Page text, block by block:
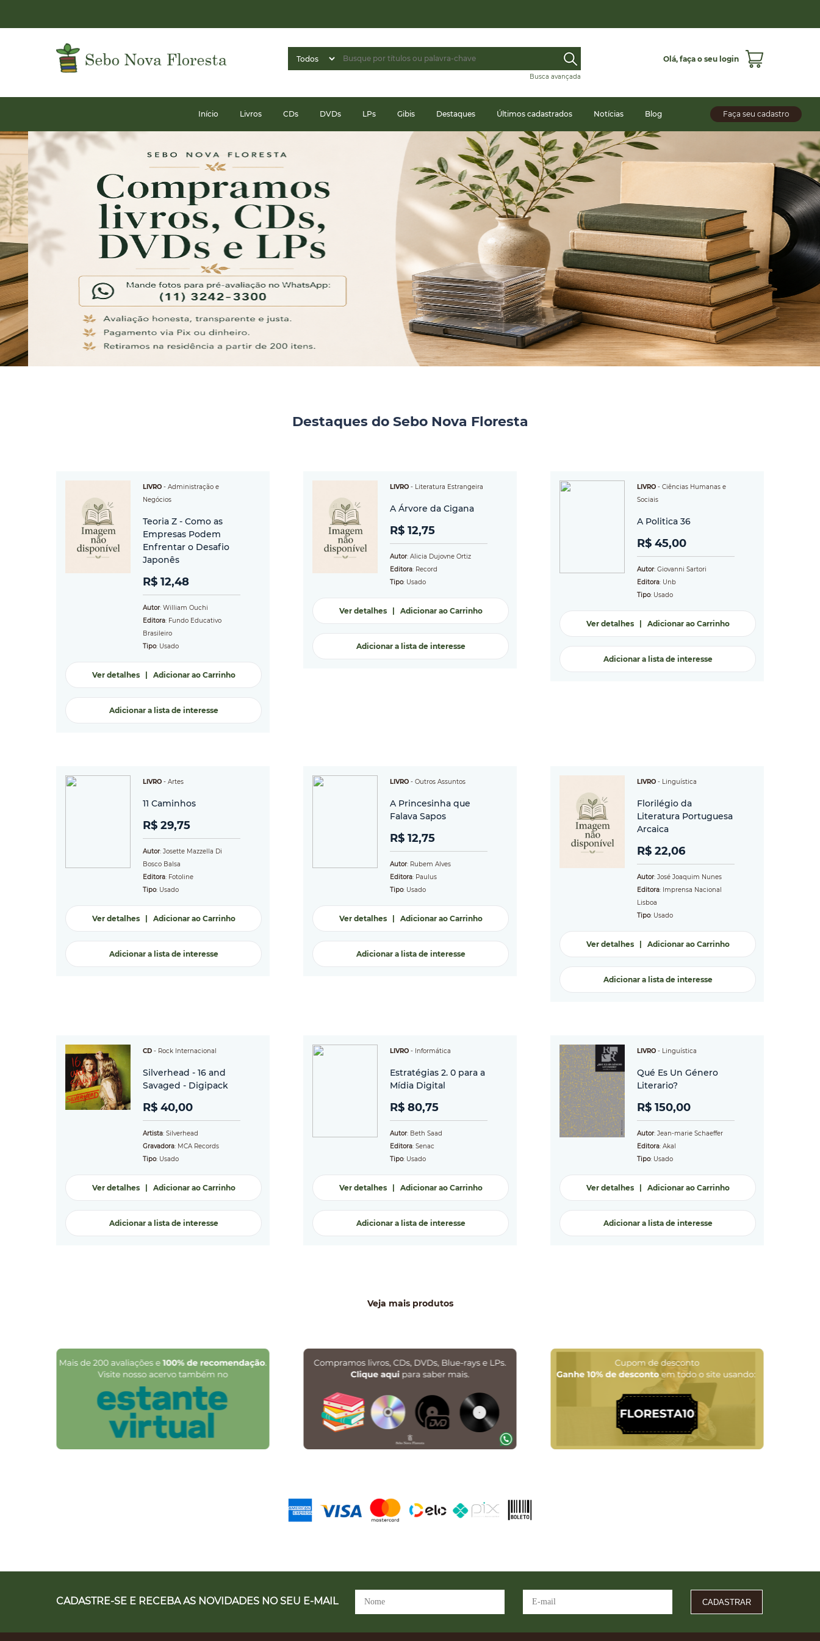
Busca avançada
Olá, faça o seu login
Faça seu cadastro
Início Livros CDs DVDs LPs Gibis Destaques Últimos cadastrados Notícias Blog
Destaques do Sebo Nova Floresta
LIVRO - Administração e
Negócios
Teoria Z - Como as
Empresas Podem
Enfrentar o Desafio
Japonês
R$ 12,48
Autor: William Ouchi
Editora: Fundo Educativo
Brasileiro
Tipo: Usado
Ver detalhes| Adicionar ao Carrinho
Adicionar a lista de interesse
LIVRO - Literatura Estrangeira
A Árvore da Cigana
R$ 12,75
Autor: Alicia Dujovne Ortiz
Editora: Record
Tipo: Usado
Ver detalhes| Adicionar ao Carrinho
Adicionar a lista de interesse
LIVRO - Ciências Humanas e
Sociais
A Politica 36
R$ 45,00
Autor: Giovanni Sartori
Editora: Unb
Tipo: Usado
Ver detalhes| Adicionar ao Carrinho
Adicionar a lista de interesse
LIVRO - Artes
11 Caminhos
R$ 29,75
Autor: Josette Mazzella Di
Bosco Balsa
Editora: Fotoline
Tipo: Usado
Ver detalhes| Adicionar ao Carrinho
Adicionar a lista de interesse
LIVRO - Outros Assuntos
A Princesinha que
Falava Sapos
R$ 12,75
Autor: Rubem Alves
Editora: Paulus
Tipo: Usado
Ver detalhes| Adicionar ao Carrinho
Adicionar a lista de interesse
LIVRO - Linguística
Florilégio da
Literatura Portuguesa
Arcaica
R$ 22,06
Autor: José Joaquim Nunes
Editora: Imprensa Nacional
Lisboa
Tipo: Usado
Ver detalhes| Adicionar ao Carrinho
Adicionar a lista de interesse
CD - Rock Internacional
Silverhead - 16 and
Savaged - Digipack
R$ 40,00
Artista: Silverhead
Gravadora: MCA Records
Tipo: Usado
Ver detalhes| Adicionar ao Carrinho
Adicionar a lista de interesse
LIVRO - Informática
Estratégias 2. 0 para a
Mídia Digital
R$ 80,75
Autor: Beth Saad
Editora: Senac
Tipo: Usado
Ver detalhes| Adicionar ao Carrinho
Adicionar a lista de interesse
LIVRO - Linguística
Qué Es Un Género
Literario?
R$ 150,00
Autor: Jean-marie Schaeffer
Editora: Akal
Tipo: Usado
Ver detalhes| Adicionar ao Carrinho
Adicionar a lista de interesse
Veja mais produtos
CADASTRE-SE E RECEBA AS NOVIDADES NO SEU E-MAIL CADASTRAR